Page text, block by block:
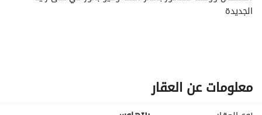
الجديدة
مطبخ منفصل
غرفة ناني بحمام خاص
معلومات عن العقار